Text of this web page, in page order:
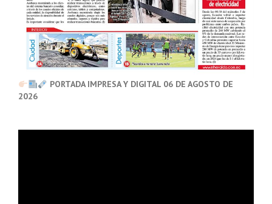
PORTADA IMPRESA Y DIGITAL 06 DE AGOSTO DE
2026